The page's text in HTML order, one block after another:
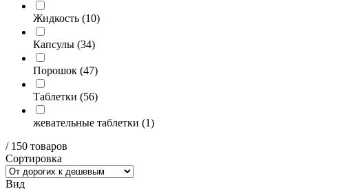
Жидкость (10)
Капсулы (34)
Порошок (47)
Таблетки (56)
жевательные таблетки (1)
/ 150 товаров
Сортировка
Вид